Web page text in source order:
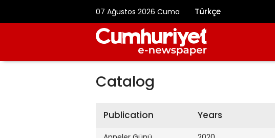
07 Ağustos 2026 Cuma Türkçe
Catalog
Publication Years